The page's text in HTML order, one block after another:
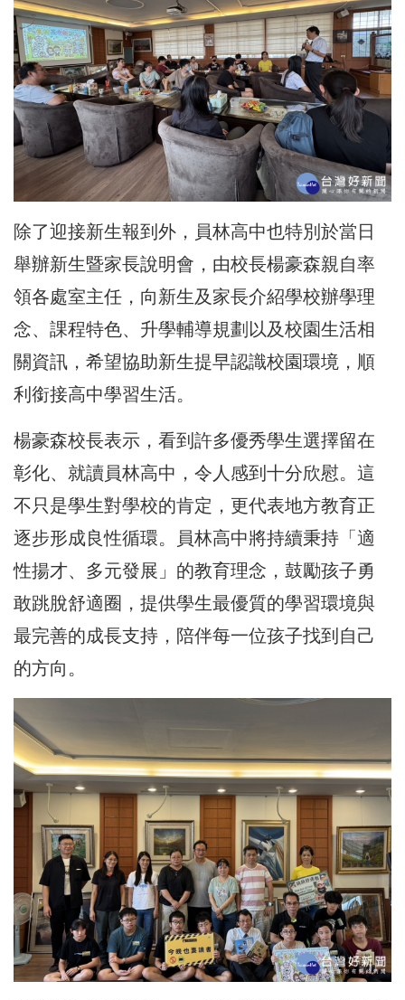
除了迎接新生報到外，員林高中也特別於當日
舉辦新生暨家長說明會，由校長楊豪森親自率
領各處室主任，向新生及家長介紹學校辦學理
念、課程特色、升學輔導規劃以及校園生活相
關資訊，希望協助新生提早認識校園環境，順
利銜接高中學習生活。
楊豪森校長表示，看到許多優秀學生選擇留在
彰化、就讀員林高中，令人感到十分欣慰。這
不只是學生對學校的肯定，更代表地方教育正
逐步形成良性循環。員林高中將持續秉持「適
性揚才、多元發展」的教育理念，鼓勵孩子勇
敢跳脫舒適圈，提供學生最優質的學習環境與
最完善的成長支持，陪伴每一位孩子找到自己
的方向。